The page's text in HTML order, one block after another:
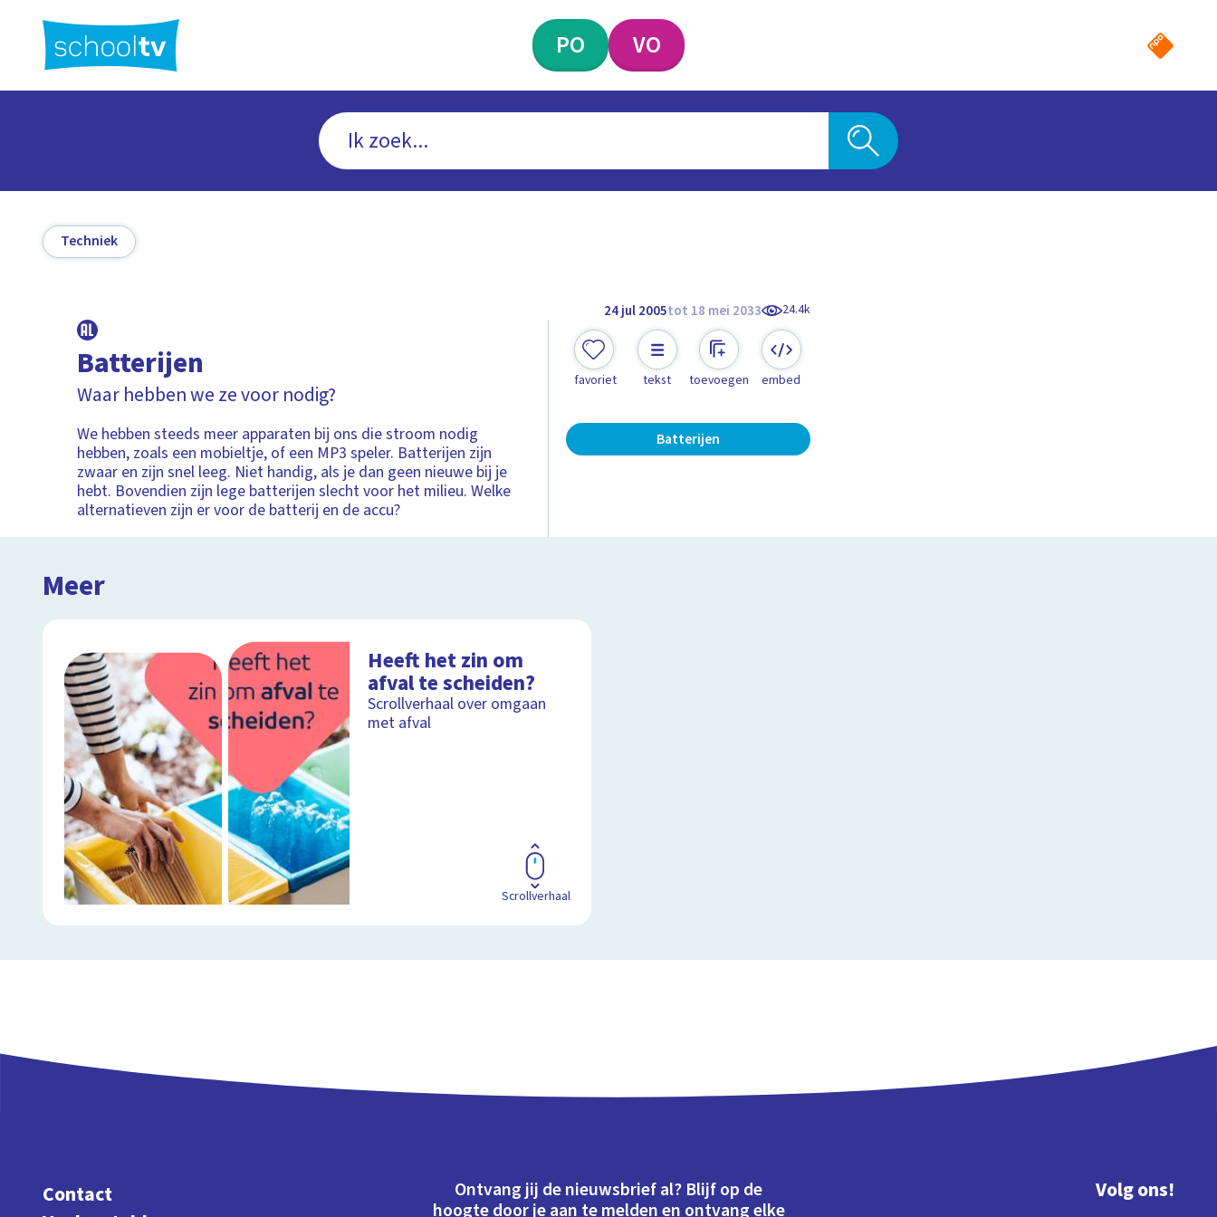
hoofdinhoud
PO VO
Techniek
24 jul 2005tot 18 mei 2033 24.4k
Batterijen
Waar hebben we ze voor nodig?
We hebben steeds meer apparaten bij ons die stroom nodig
hebben, zoals een mobieltje, of een MP3 speler. Batterijen zijn
zwaar en zijn snel leeg. Niet handig, als je dan geen nieuwe bij je
hebt. Bovendien zijn lege batterijen slecht voor het milieu. Welke
alternatieven zijn er voor de batterij en de accu?
favoriet tekst toevoegen embed
Batterijen
Meer
Heeft het zin om
afval te scheiden?
Scrollverhaal over omgaan
met afval
Scrollverhaal
Contact
Ontvang jij de nieuwsbrief al? Blijf op de
hoogte door je aan te melden en ontvang elke
Volg ons!